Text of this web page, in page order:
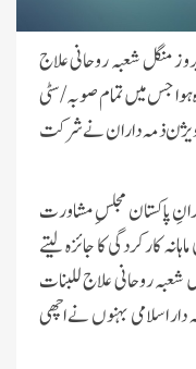
کے تحت 26ستمبر 2023ء بروز منگل شعبہ روحانی علاج
ہوا جس میں تمام صوبہ / سٹی
ذمہ دار ان نے شرکت
پاکستان مجلسِ مشاورت
کارکردگی کا جائزہ لیتے
روحانی علاج للبنات
اسلامی بہنوں نے اچھی